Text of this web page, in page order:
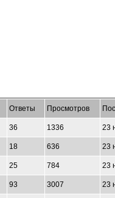
Ответы Просмотров
36 1336 23
18 636 23
25 784 23
93 3007 23